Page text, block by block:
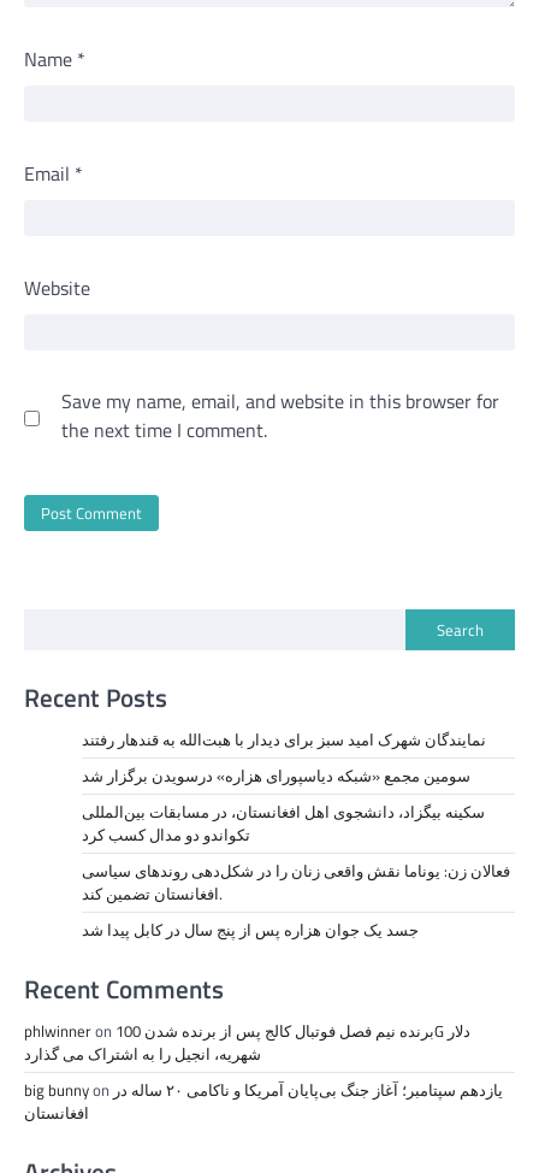
Name *
Email *
Website
Save my name, email, and website in this browser for
the next time I comment.
Search
Recent Posts
نمايندگان شهرک امید سبز برای دیدار با هبت‌الله به قندهار رفتند
سومین مجمع «شبکه دیاسپورای هزاره» درسویدن برگزار شد
سکینه بیگزاد، دانشجوی اهل افغانستان، در مسابقات بین‌المللی
تکواندو دو مدال کسب کرد
فعالان زن: یوناما نقش واقعی زنان را در شکل‌دهی روندهای سیاسی
افغانستان تضمین کند.
جسد یک جوان هزاره پس از پنج سال در کابل پیدا شد
Recent Comments
phlwinneron برنده نیم فصل فوتبال کالج پس از برنده شدن 100G دلار
شهریه، انجیل را به اشتراک می گذارد
big bunnyon یازدهم سپتامبر؛ آغاز جنگ بی‌پایان آمریکا و ناکامی ۲۰ ساله در
افغانستان